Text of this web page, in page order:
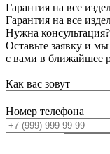
Гарантия на все
Гарантия на все
Нужна консультация?
Оставьте заявку и
с вами в ближайшее
Как вас зовут
Номер телефона